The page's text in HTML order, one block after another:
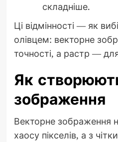
складніше.
Ці відмінності — як
олівцем: векторне
точності, а растр —
Як
зображення
Векторне зображення
хаосу пікселів, а з